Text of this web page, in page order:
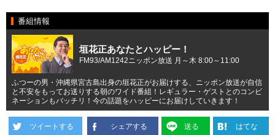
番組情報
垣花正あなたとハッピー！
FM93/AM1242ニッポン放送 月～木 8:00～11:00
ふつーの男・沖縄県宮古島出身の垣花正がお届けする、ニッポン放送が自信
と不安をもってお送りする朝のワイド番組！レギュラー・ゲストとのコンビ
ネーションもバッチリ！今の話題をハッピーにお届けしていきます！
ツイートする シェアする 送る はてな